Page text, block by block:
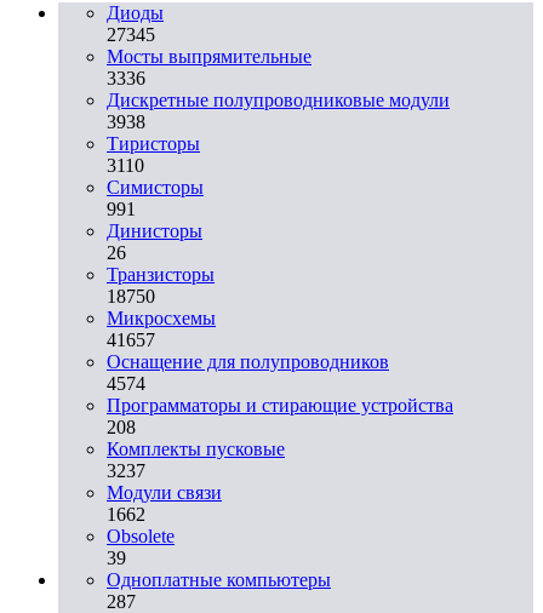
Диоды
27345
Мосты выпрямительные
3336
Дискретные полупроводниковые модули
3938
Тиристоры
3110
Симисторы
991
Динисторы
26
Транзисторы
18750
Микросхемы
41657
Оснащение для полупроводников
4574
Программаторы и стирающие устройства
208
Комплекты пусковые
3237
Модули связи
1662
Obsolete
39
Одноплатные компьютеры
287